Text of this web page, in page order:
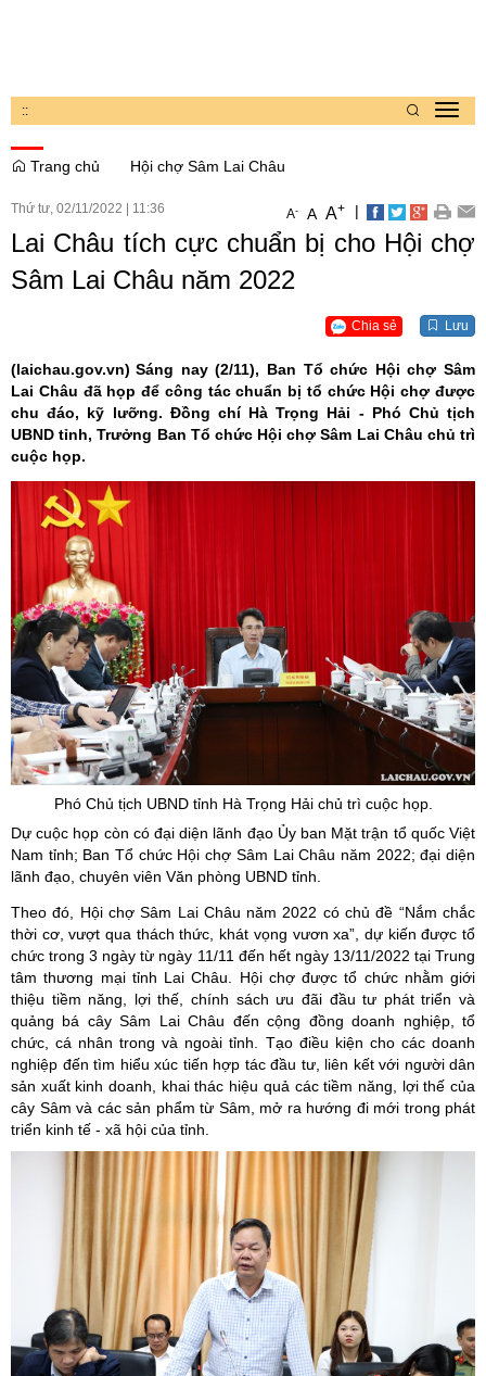
::
Trang chủ
Hội chợ Sâm Lai Châu
Thứ tư, 02/11/2022 11:36 A- A A+ |
Lai Châu tích cực chuẩn bị cho Hội chợ
Sâm Lai Châu năm 2022
Chia sẻ Lưu
(laichau.gov.vn) Sáng nay (2/11), Ban Tổ chức Hội chợ Sâm
Lai Châu đã họp để công tác chuẩn bị tổ chức Hội chợ được
chu đáo, kỹ lưỡng. Đồng chí Hà Trọng Hải - Phó Chủ tịch
UBND tỉnh, Trưởng Ban Tổ chức Hội chợ Sâm Lai Châu chủ trì
cuộc họp.
Phó Chủ tịch UBND tỉnh Hà Trọng Hải chủ trì cuộc họp.
Dự cuộc họp còn có đại diện lãnh đạo Ủy ban Mặt trận tổ quốc Việt
Nam tỉnh; Ban Tổ chức Hội chợ Sâm Lai Châu năm 2022; đại diện
lãnh đạo, chuyên viên Văn phòng UBND tỉnh.
Theo đó, Hội chợ Sâm Lai Châu năm 2022 có chủ đề “Nắm chắc
thời cơ, vượt qua thách thức, khát vọng vươn xa”, dự kiến được tổ
chức trong 3 ngày từ ngày 11/11 đến hết ngày 13/11/2022 tại Trung
tâm thương mại tỉnh Lai Châu. Hội chợ được tổ chức nhằm giới
thiệu tiềm năng, lợi thế, chính sách ưu đãi đầu tư phát triển và
quảng bá cây Sâm Lai Châu đến cộng đồng doanh nghiệp, tổ
chức, cá nhân trong và ngoài tỉnh. Tạo điều kiện cho các doanh
nghiệp đến tìm hiểu xúc tiến hợp tác đầu tư, liên kết với người dân
sản xuất kinh doanh, khai thác hiệu quả các tiềm năng, lợi thế của
cây Sâm và các sản phẩm từ Sâm, mở ra hướng đi mới trong phát
triển kinh tế - xã hội của tỉnh.